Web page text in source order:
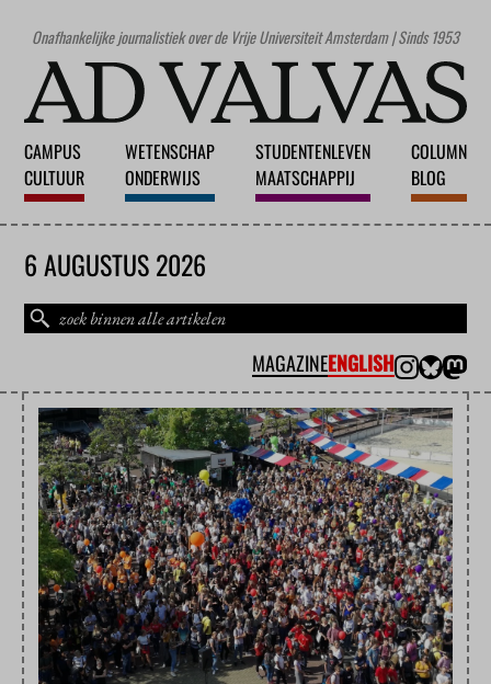
Onafhankelijke journalistiek over de Vrije Universiteit Amsterdam | Sinds 1953
CAMPUS
CULTUUR
WETENSCHAP
ONDERWIJS
STUDENTENLEVEN
MAATSCHAPPIJ
COLUMN
BLOG
6 AUGUSTUS 2026
MAGAZINEENGLISH